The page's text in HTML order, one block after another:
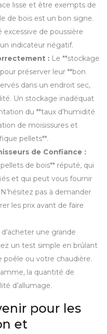
lisse et être exempts de
de bois est un bon signe.
excessive de poussière
indicateur négatif.
: Le **stockage
préserver leur **bon
dans un endroit sec,
Un stockage inadéquat
du **taux d’humidité
de moisissures et
pellets**.
de Confiance :
de bois** réputé, qui
et qui peut vous fournir
pas à demander
les prix avant de faire
une grande
un test simple en brûlant
poêle ou votre chaudière.
la quantité de
d’allumage.
pour les
et